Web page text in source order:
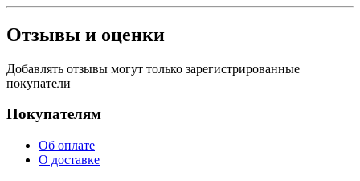
Отзывы и оценки
Добавлять отзывы могут только зарегистрированные
покупатели
Покупателям
Об оплате
О доставке